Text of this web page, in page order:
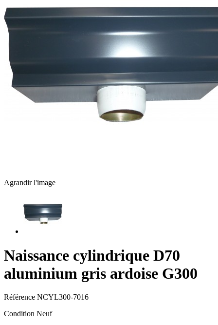
Agrandir l'image
Naissance cylindrique D70
aluminium gris ardoise G300
Référence NCYL300-7016
Condition Neuf